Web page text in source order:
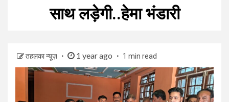
साथ लड़ेगी..हेमा भंडारी
तहलका न्यूज़ 1 year ago 1 min read